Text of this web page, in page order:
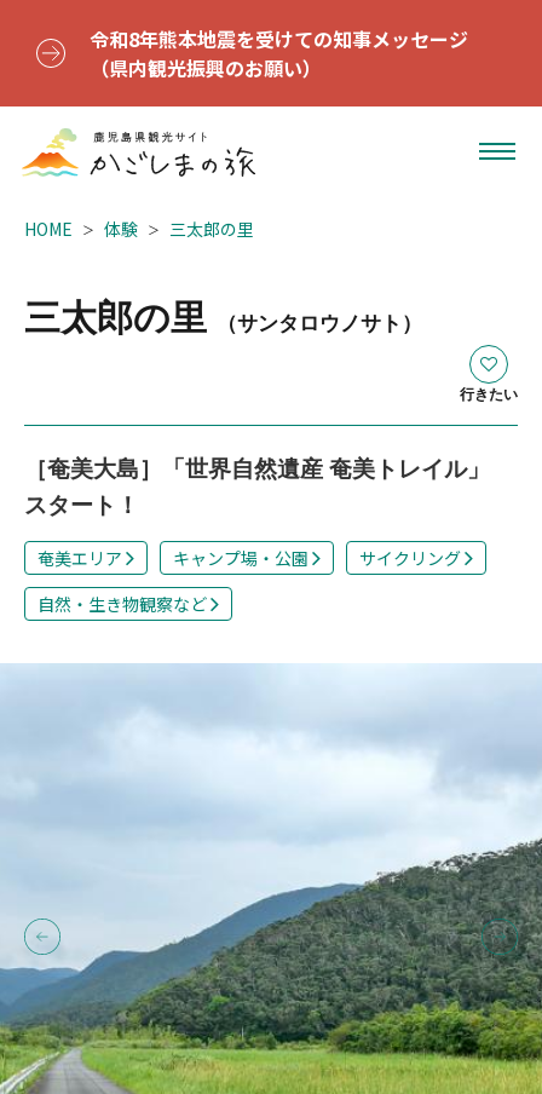
令和8年熊本地震を受けての知事メッセージ
（県内観光振興のお願い）
HOME 体験 三太郎の里
三太郎の里 （サンタロウノサト）
行きたい
［奄美大島］「世界自然遺産 奄美トレイル」
スタート！
奄美エリア キャンプ場・公園
サイクリング
自然・生き物観察など